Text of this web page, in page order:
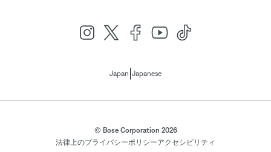
Japan Japanese
© Bose Corporation 2026
法律上のプライバシーポリシーアクセシビリティ